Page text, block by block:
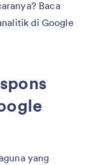
Baca
di Google
yang